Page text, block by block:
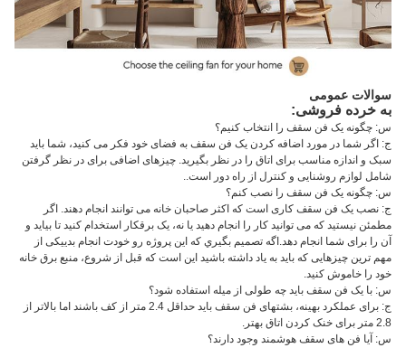
سوالات عمومی
به خرده فروشی:
س: چگونه یک فن سقف را انتخاب کنیم؟
ج: اگر شما در مورد اضافه کردن یک فن سقف به فضای خود فکر می کنید، شما باید
سبک و اندازه مناسب برای اتاق را در نظر بگیرید. چیزهای اضافی برای در نظر گرفتن
شامل لوازم روشنایی و کنترل از راه دور است..
س: چگونه یک فن سقف را نصب کنم؟
ج: نصب یک فن سقف کاری است که اکثر صاحبان خانه می توانند انجام دهند. اگر
مطمئن نیستید که می توانید کار را انجام دهید یا نه، یک برقکار استخدام کنید تا بیاید و
آن را برای شما انجام دهد.اگه تصميم بگيري که اين پروژه رو خودت انجام بديیکی از
مهم ترین چیزهایی که باید به یاد داشته باشید این است که قبل از شروع، منبع برق خانه
خود را خاموش کنید.
س: با یک فن سقف باید چه طولی از میله استفاده شود؟
ج: برای عملکرد بهینه، بشتهای فن سقف باید حداقل 2.4 متر از کف باشند اما بالاتر از
2.8 متر برای خنک کردن اتاق بهتر.
س: آیا فن های سقف هوشمند وجود دارند؟